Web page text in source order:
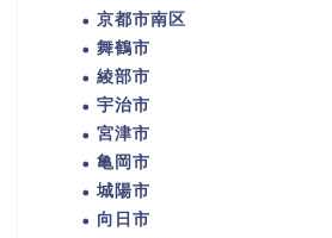
京都市南区
舞鶴市
綾部市
宇治市
宮津市
亀岡市
城陽市
向日市